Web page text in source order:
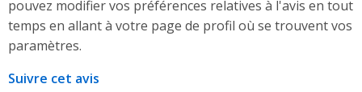
pouvez modifier vos préférences relatives à l'avis en tout
temps en allant à votre page de profil où se trouvent vos
paramètres.
Suivre cet avis